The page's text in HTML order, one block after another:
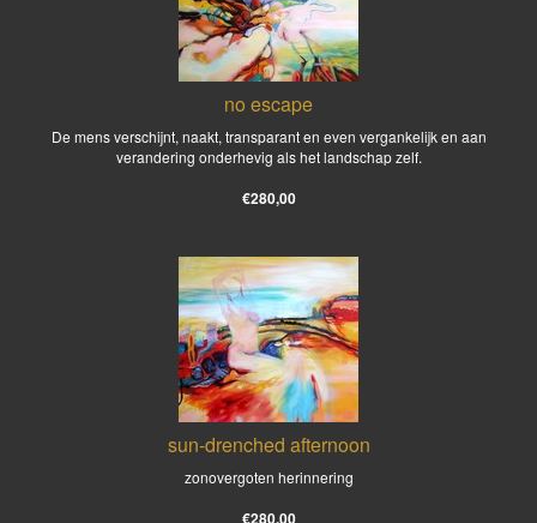
no escape
De mens verschijnt, naakt, transparant en even vergankelijk en aan
verandering onderhevig als het landschap zelf.
€280,00
sun-drenched afternoon
zonovergoten herinnering
€280,00